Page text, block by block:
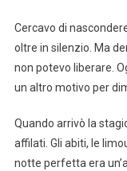
Cercavo di
oltre in silenzio. Ma
non potevo liberare.
un altro motivo per
Quando arrivò la
affilati. Gli abiti, le
notte perfetta era